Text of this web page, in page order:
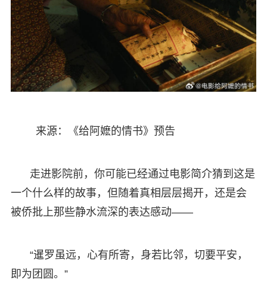
来源：《给阿嬷的情书》预告
走进影院前，你可能已经通过电影简介猜到这是
一个什么样的故事，但随着真相层层揭开，还是会
被侨批上那些静水流深的表达感动——
“暹罗虽远，心有所寄，身若比邻，切要平安，
即为团圆。”